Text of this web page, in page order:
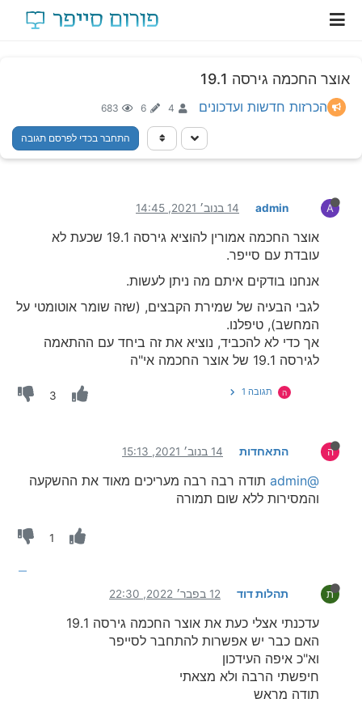
אוצר החכמה גירסה 19.1
הכרזות חדשות ועדכונים 4
6
683
התחבר בכדי לפרסם תגובה
A
admin 14 בנוב׳ 2021, 14:45
אוצר החכמה אמורין להוציא גירסה 19.1 שכעת לא
עובדת עם סייפר.
אנחנו בודקים איתם מה ניתן לעשות.
לגבי הבעיה של שמירת הקבצים, (שזה שומר אוטומטי על
המחשב), טיפלנו.
אך כדי לא להכביד, נוציא את זה ביחד עם ההתאמה
לגירסה 19.1 של אוצר החכמה אי"ה
ה תגובה 1 3
ה התאחדות 14 בנוב׳ 2021, 15:13
@admin
תודה רבה רבה מעריכים מאוד את ההשקעה
והמסירות ללא שום תמורה
1
ת תהלות דוד 12 בפבר׳ 2022, 22:30
עדכנתי אצלי כעת את אוצר החכמה גירסה 19.1
האם כבר יש אפשרות להתחבר לסייפר
וא"כ איפה העידכון
חיפשתי הרבה ולא מצאתי
תודה מראש